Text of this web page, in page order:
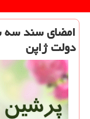
️امضای سند سه
دولت ژاپن